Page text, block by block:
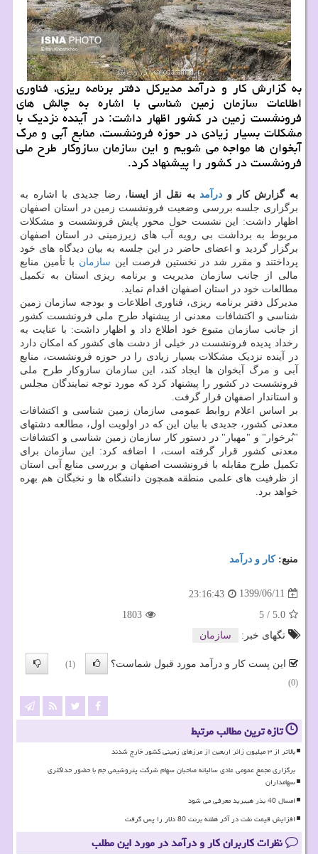
به گزارش كار و درآمد مدیركل دفتر برنامه ریزی، فناوری
اطلاعات سازمان زمین شناسی با اشاره به چالش های
فرونشست زمین در كشور اظهار داشت: در آینده نزدیك با
مشكلات بسیار زیادی در حوزه فرونشست، منابع آبی و مرگ
آبخوان ها مواجه می شویم و این سازمان سازوكار طرح ملی
فرونشست در كشور را پیشنهاد كرد.
به گزارش کار و درآمدبه نقل از ایسنا، رضا جدیدی با اشاره به
برگزاری جلسه بررسی وضعیت فرونشست زمین در استان اصفهان
اظهار داشت: این نشست حول محور پایش فرونشست و مشکلات
مربوط به برداشت بی رویه آب های زیرزمینی در استان اصفهان
برگزار گردید و اعضای حاضر در این جلسه به بیان دیدگاه های خود
پرداختند و مقرر شد در نخستین فرصت این سازمان با تأمین منابع
مالی از جانب سازمان مدیریت و برنامه ریزی استان به تکمیل
مطالعات خود در استان اصفهان اقدام نماید.
مدیرکل دفتر برنامه ریزی، فناوری اطلاعات و بودجه سازمان زمین
شناسی و اکتشافات معدنی از پیشنهاد طرح ملی فرونشست کشور
از جانب سازمان متبوع خود اطلاع داد و اظهار داشت: با عنایت به
رخداد پدیده فرونشست در خیلی از دشت های کشور که امکان دارد
در آینده نزدیک مشکلات بسیار زیادی را در حوزه فرونشست، منابع
آبی و مرگ آبخوان ها ایجاد کند، این سازمان سازوکار طرح ملی
فرونشست در کشور را پیشنهاد کرد که مورد توجه نمایندگان مجلس
و استاندار اصفهان قرار گرفت.
بر اساس اعلام روابط عمومی سازمان زمین شناسی و اکتشافات
معدنی کشور، جدیدی با بیان این که در اولویت اول، مطالعه دشت‎های
"بُرخوار" و "مهیار" در دستور کار سازمان زمین شناسی و اکتشافات
معدنی کشور قرار گرفته است، ا اضافه کرد: این سازمان برای
تکمیل طرح مقابله با فرونشست اصفهان و بررسی منابع آبی استان
از ظرفیت های علمی منطقه همچون دانشگاه ها و نخبگان هم بهره
خواهد برد.
منبع:كار و درآمد
1399/06/11
23:16:43
5.0
/
5
1803
تگهای خبر:
سازمان
این پست کار و درآمد مورد قبول شماست؟
(1)
(0)
تازه ترین مطالب مرتبط
بالاتر از ۳ میلیون زائر اربعین از مرزهای زمینی کشور خارج شدند
برگزاری مجمع عمومی عادی سالیانه صاحبان سهام شرکت پتروشیمی جم با حضور حداکثری
سهامداران
امسال 40 بذر هیبرید معرفی می شود
افزایش قیمت نفت در آخر هفته برنت 80 دلار را پس گرفت
نظرات کاربران کار و درآمد در مورد این مطلب